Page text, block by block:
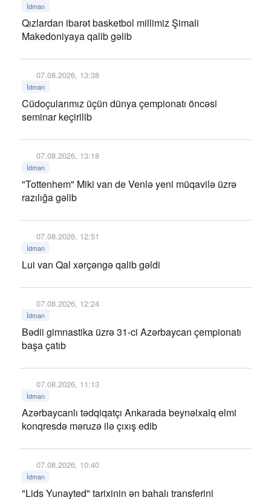
İdman
Qızlardan ibarət basketbol millimiz Şimali
Makedoniyaya qalib gəlib
07.08.2026, 13:38
İdman
Cüdoçularımız üçün dünya çempionatı öncəsi
seminar keçirilib
07.08.2026, 13:18
İdman
"Tottenhem" Miki van de Venlə yeni müqavilə üzrə
razılığa gəlib
07.08.2026, 12:51
İdman
Lui van Qal xərçəngə qalib gəldi
07.08.2026, 12:24
İdman
Bədii gimnastika üzrə 31-ci Azərbaycan çempionatı
başa çatıb
07.08.2026, 11:13
İdman
Azərbaycanlı tədqiqatçı Ankarada beynəlxalq elmi
konqresdə məruzə ilə çıxış edib
07.08.2026, 10:40
İdman
"Lids Yunayted" tarixinin ən bahalı transferini